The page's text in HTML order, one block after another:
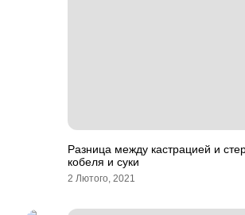
Разница между кастрацией и
кобеля и суки
2 Лютого, 2021